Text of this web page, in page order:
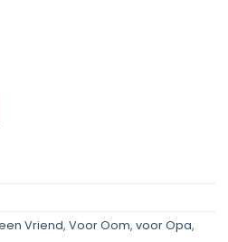
Vriend, Voor Oom, voor Opa,